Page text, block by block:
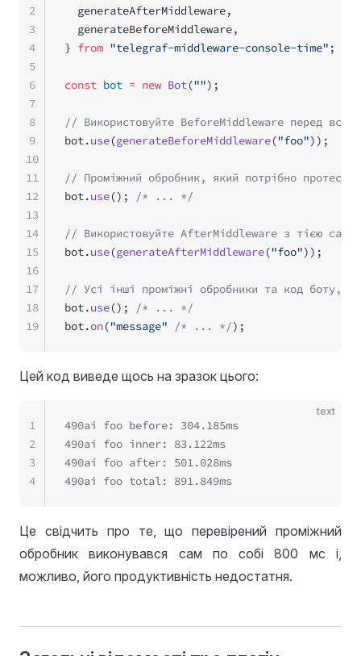
  generateAfterMiddleware,
  generateBeforeMiddleware,
} from "telegraf-middleware-console-time" ;
const bot = new Bot("");
// Використовуйте BeforeMiddleware перед
bot.use(generateBeforeMiddleware("foo"));
// Проміжний обробник, який потрібно
bot.use(); /* ... */
// Використовуйте AfterMiddleware з тією
bot.use(generateAfterMiddleware("foo"));
// Усі інші проміжні обробники та код боту,
bot.use();
/* ... */
bot.on("message" /* ... */);
2
3
4
5
6
7
8
9
10
11
12
13
14
15
16
17
18
19
Цей код виведе щось на зразок цього:
text
490ai foo before: 304.185ms
490ai foo inner: 83.122ms
490ai foo after: 501.028ms
490ai foo total: 891.849ms
1
2
3
4
Це свідчить про те, що перевірений проміжний
обробник виконувався сам по собі 800 мс і,
можливо, його продуктивність недостатня.